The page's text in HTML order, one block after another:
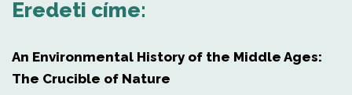
Eredeti címe:
An Environmental History of the Middle Ages:
The Crucible of Nature